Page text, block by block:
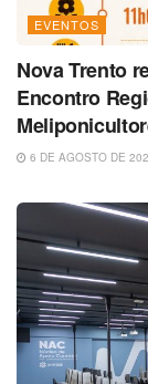
EVENTOS
Nova Trento
Encontro
6 DE AGOSTO DE